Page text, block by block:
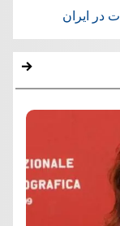
در ایران